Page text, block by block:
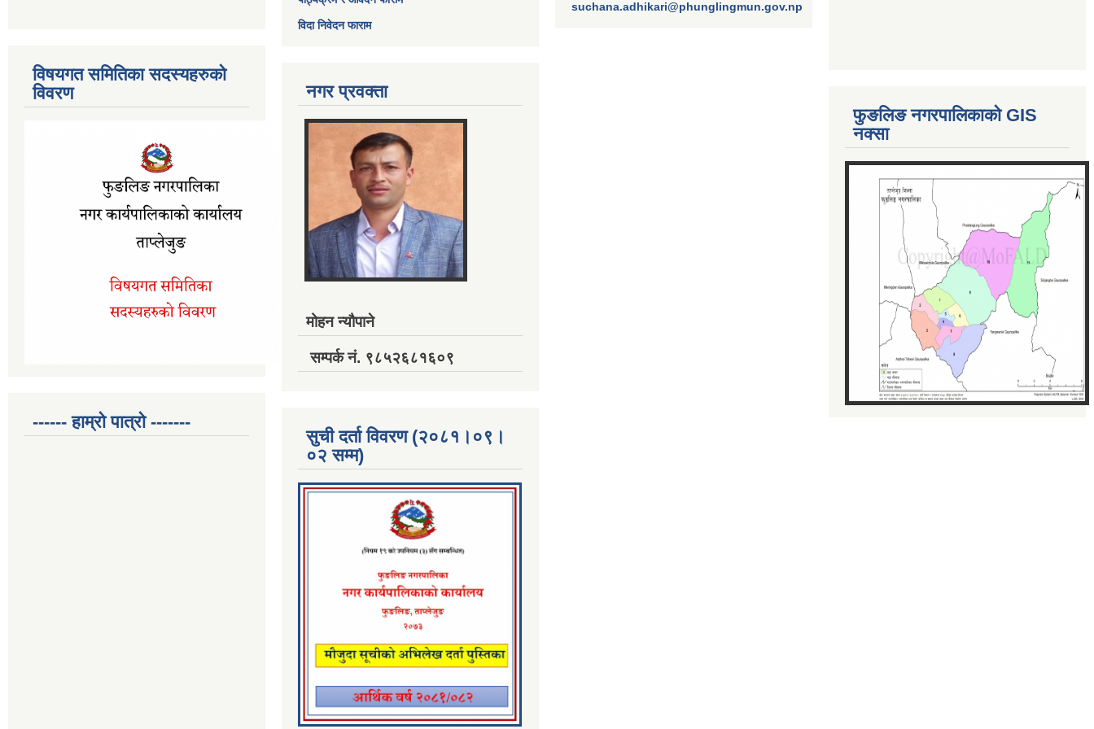
विषयगत समितिका सदस्यहरुको
विवरण
------ हाम्रो पात्रो -------
विदा निवेदन फाराम
नगर प्रवक्ता
मोहन न्यौपाने
सम्पर्क नं. ९८५२६८१६०९
सुची दर्ता विवरण (२०८१।०९।
०२ सम्म)
suchana.adhikari@phunglingmun.gov.np
फुङलिङ नगरपालिकाको GIS
नक्सा